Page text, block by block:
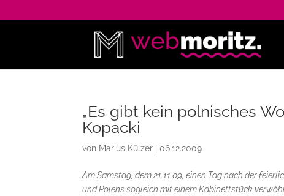
„Es gibt kein polnisches
Kopacki
von Marius Külzer |06.12.2009
Am Samstag, dem 21.11.09, einen Tag nach der
und Polens sogleich mit einem Kabinettstück